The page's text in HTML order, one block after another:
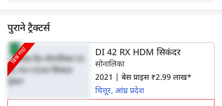
पुराने ट्रैक्टर्स
बिक गया DI 42 RX HDM सिकंदर
सोनालिका
2021 | बेस प्राइस ₹2.99 लाख*
चित्तूर, आंध्र प्रदेश